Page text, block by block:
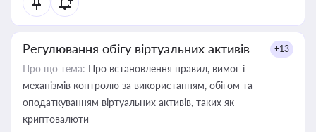
Регулювання обігу віртуальних активів +13
Про що тема: Про встановлення правил, вимог і
механізмів контролю за використанням, обігом та
оподаткуванням віртуальних активів, таких як
криптовалюти